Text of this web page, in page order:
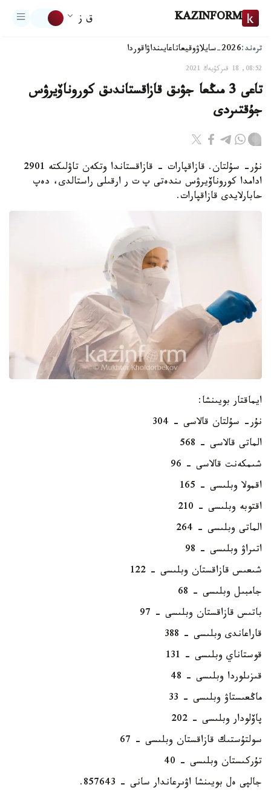
KAZINFORM ق ز
ترەند:2026-سايلاۋ وقيعاتاعايىنداۋاقوردا
08:52, 18 قىركۇيەك 2021
تاعى 3 مىڭعا جۋىق قازاقستاندىق كوروناۆيرۋس
جۇقتىردى
نۇر- سۇلتان. قازاقپارات - قازاقستاندا وتكەن تاۋلىكتە 2901
ادامدا كوروناۆيرۋس ىندەتى پ ت ر ارقىلى راستالدى، دەپ
حابارلايدى قازاقپارات.
ايماقتار بويىنشا:
نۇر- سۇلتان قالاسى - 304
الماتى قالاسى - 568
شىمكەنت قالاسى - 96
اقمولا وبلىسى - 165
اقتوبە وبلىسى - 210
الماتى وبلىسى - 264
اتىراۋ وبلىسى - 98
شىعىس قازاقستان وبلىسى - 122
جامبىل وبلىسى - 68
باتىس قازاقستان وبلىسى - 97
قاراعاندى وبلىسى - 388
قوستاناي وبلىسى - 131
قىزىلوردا وبلىسى - 48
ماڭعىستاۋ وبلىسى - 33
پاۆلودار وبلىسى - 202
سولتۇستىك قازاقستان وبلىسى - 67
تۇركىستان وبلىسى - 40
جالپى ەل بويىنشا اۋىرعاندار سانى - 857643.